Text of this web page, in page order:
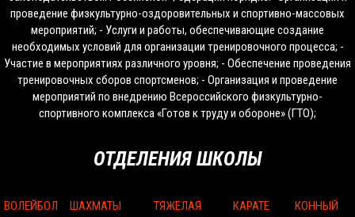
проведение физкультурно-оздоровительных и спортивно-массовых
мероприятий; - Услуги и работы, обеспечивающие создание
необходимых условий для организации тренировочного процесса; -
Участие в мероприятиях различного уровня; - Обеспечение проведения
тренировочных сборов спортсменов; - Организация и проведение
мероприятий по внедрению Всероссийского физкультурно-
спортивного комплекса «Готов к труду и обороне» (ГТО);
ОТДЕЛЕНИЯ ШКОЛЫ
ВОЛЕЙБОЛ ШАХМАТЫ
ТЯЖЕЛАЯ
КАРАТЕ
КОННЫЙ